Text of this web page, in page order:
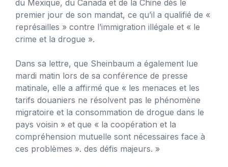
du Mexique, du Canada et de la Chine dès le
premier jour de son mandat, ce qu’il a qualifié de «
représailles » contre l’immigration illégale et « le
crime et la drogue ».
Dans sa lettre, que Sheinbaum a également lue
mardi matin lors de sa conférence de presse
matinale, elle a affirmé que « les menaces et les
tarifs douaniers ne résolvent pas le phénomène
migratoire et la consommation de drogue dans le
pays voisin » et que « la coopération et la
compréhension mutuelle sont nécessaires face à
ces problèmes ». des défis majeurs. »